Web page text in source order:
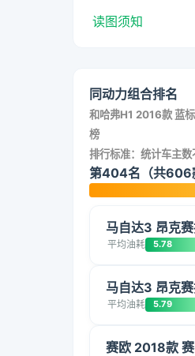
读图须知
同动力组合排名
和哈弗H1 2016款 蓝
榜
排行标准：统计车主数
第404名（共606
马自达3 昂克
平均油耗 5.78
马自达3 昂克
平均油耗 5.79
赛欧 2018款